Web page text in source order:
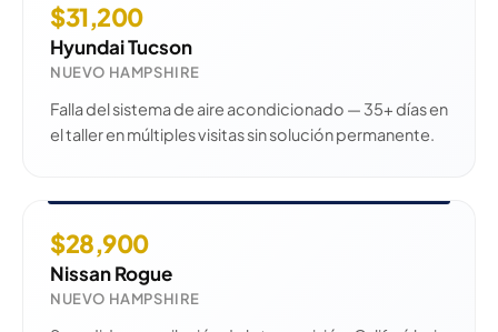
$31,200
Hyundai Tucson
NUEVO HAMPSHIRE
Falla del sistema de aire acondicionado — 35+ días en
el taller en múltiples visitas sin solución permanente.
$28,900
Nissan Rogue
NUEVO HAMPSHIRE